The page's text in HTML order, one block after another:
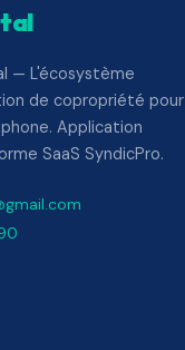
— L'écosystème
de copropriété pour
Application
SaaS SyndicPro.